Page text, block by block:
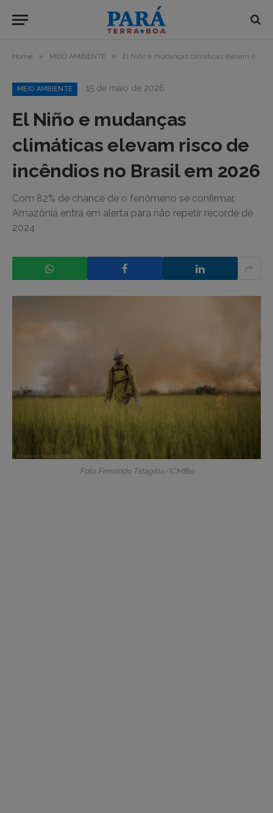
Home » MEIO AMBIENTE » El Niño e mudanças climáticas elevam risco de incêndios no Brasil em 2026
MEIO AMBIENTE 15 de maio de 2026
El Niño e mudanças
climáticas elevam risco de
incêndios no Brasil em 2026
Com 82% de chance de o fenômeno se confirmar,
Amazônia entra em alerta para não repetir recorde de
2024
Foto: Fernando Tatagiba/ICMBio